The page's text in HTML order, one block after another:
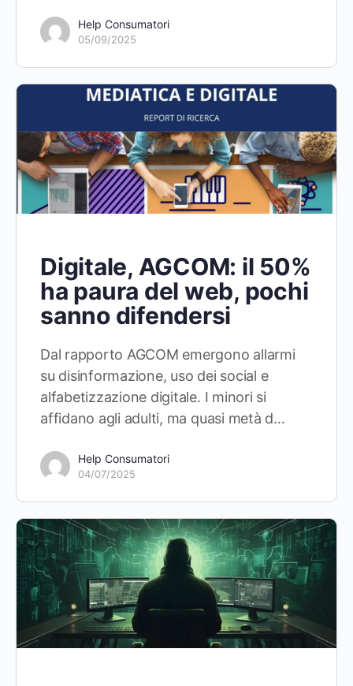
Help Consumatori
05/09/2025
Digitale, AGCOM: il 50%
ha paura del web, pochi
sanno difendersi
Dal rapporto AGCOM emergono allarmi
su disinformazione, uso dei social e
alfabetizzazione digitale. I minori si
affidano agli adulti, ma quasi metà d…
Help Consumatori
04/07/2025